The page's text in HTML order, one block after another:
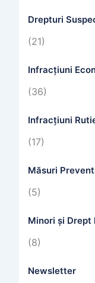
Drepturi
(21)
Infracțiuni
(36)
Infracțiuni
(17)
Măsuri
(5)
Minori și Drept
(8)
Newsletter